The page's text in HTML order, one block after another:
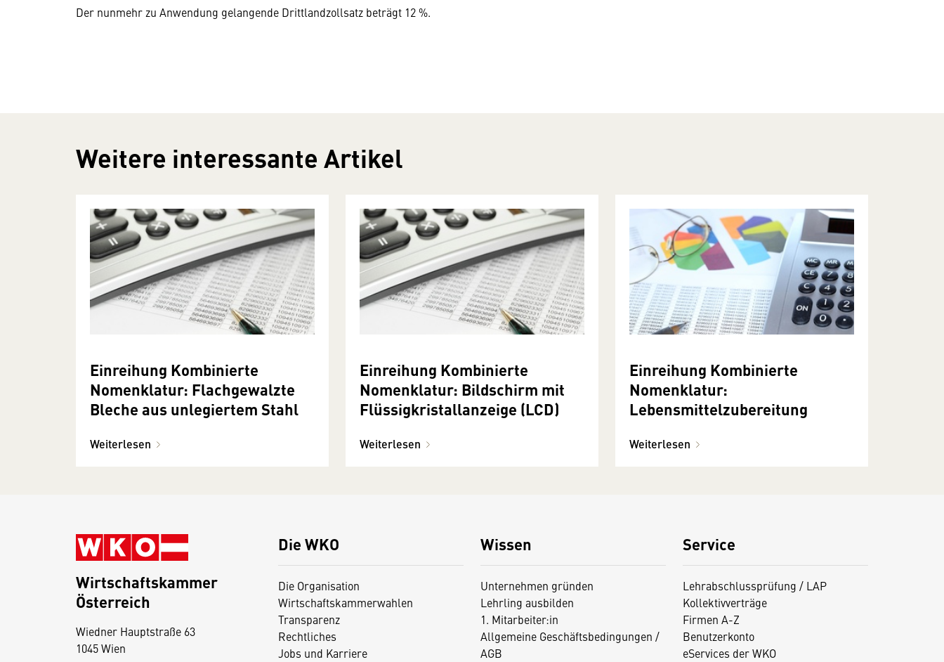
Der nunmehr zu Anwendung gelangende Drittlandzollsatz beträgt 12 %.
Weitere interessante Artikel
Einreihung Kombinierte
Nomenklatur: Flachgewalzte
Bleche aus unlegiertem Stahl
Weiterlesen
Einreihung Kombinierte
Nomenklatur: Bildschirm mit
Flüssigkristallanzeige (LCD)
Weiterlesen
Einreihung Kombinierte
Nomenklatur:
Lebensmittelzubereitung
Weiterlesen
Die WKO
Die Organisation
Wirtschaftskammerwahlen
Transparenz
Rechtliches
Jobs und Karriere
Wissen
Unternehmen gründen
Lehrling ausbilden
1. Mitarbeiter:in
Allgemeine Geschäftsbedingungen /
AGB
Service
Lehrabschlussprüfung / LAP
Kollektivverträge
Firmen A-Z
Benutzerkonto
eServices der WKO
Wirtschaftskammer
Österreich
Wiedner Hauptstraße 63
1045 Wien